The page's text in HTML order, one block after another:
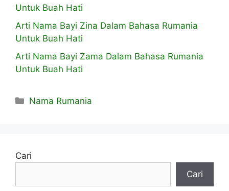
Untuk Buah Hati
Arti Nama Bayi Zina Dalam Bahasa Rumania
Untuk Buah Hati
Arti Nama Bayi Zama Dalam Bahasa Rumania
Untuk Buah Hati
Kategori
Nama Rumania
Cari
Cari